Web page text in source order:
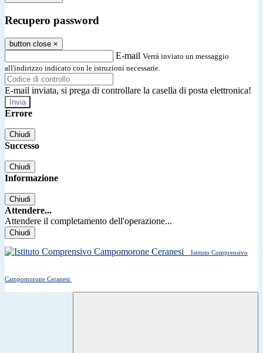
Recupero password
button close ×
E-mail Verrà inviato un messaggio
all'indirizzo indicato con le istruzioni necessarie.
E-mail inviata, si prega di controllare la casella di posta elettronica!
Errore
Chiudi
Successo
Chiudi
Informazione
Chiudi
Attendere...
Attendere il completamento dell'operazione...
Chiudi
Istituto Comprensivo
Campomorone Ceranesi